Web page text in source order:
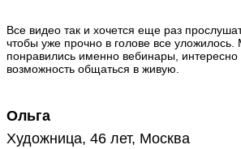
Все видео так и хочется еще раз
чтобы уже прочно в голове все уложилось.
понравились именно вебинары, интересно
возможность общаться в живую.
Ольга
Художница, 46 лет, Москва